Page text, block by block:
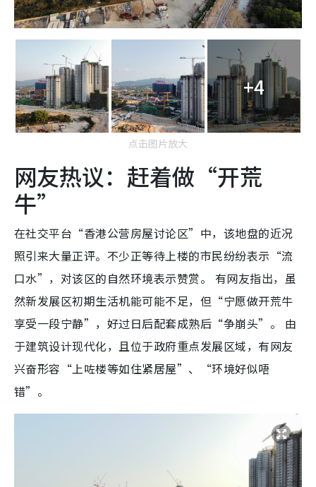
+4
点击图片放大
网友热议：赶着做“开荒
牛”
在社交平台“香港公营房屋讨论区”中，该地盘的近况
照引来大量正评。不少正等待上楼的市民纷纷表示“流
口水”，对该区的自然环境表示赞赏。 有网友指出，虽
然新发展区初期生活机能可能不足，但“宁愿做开荒牛
享受一段宁静”，好过日后配套成熟后“争崩头”。 由
于建筑设计现代化，且位于政府重点发展区域，有网友
兴奋形容“上咗楼等如住紧居屋”、“环境好似唔
错”。